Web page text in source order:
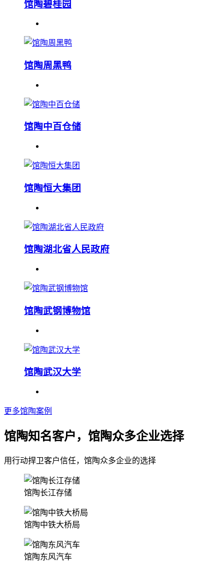
馆陶碧桂园
馆陶周黑鸭
馆陶中百仓储
馆陶恒大集团
馆陶湖北省人民政府
馆陶武钢博物馆
馆陶武汉大学
更多馆陶案例
馆陶知名客户，馆陶众多企业选择
用行动捍卫客户信任，馆陶众多企业的选择
馆陶长江存储
馆陶中铁大桥局
馆陶东风汽车